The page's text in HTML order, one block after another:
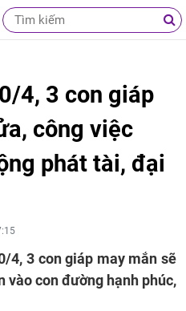
4, 3 con giáp
công việc
phát tài, đại
4, 3 con giáp may mắn sẽ
vào con đường hạnh phúc,